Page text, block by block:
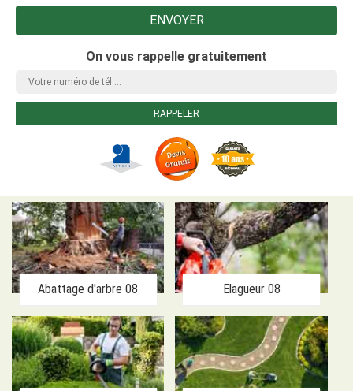
On vous rappelle gratuitement
Abattage d'arbre 08 Elagueur 08